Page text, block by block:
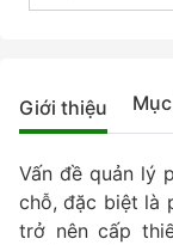
Giới thiệu
Vấn đề quản lý
chỗ, đặc biệt là
trở nên cấp